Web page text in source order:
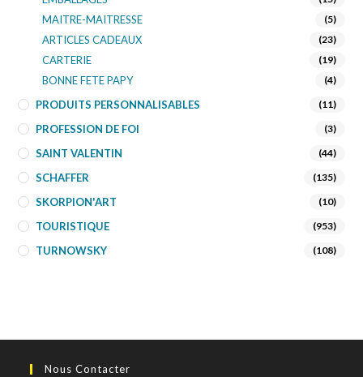
MAITRE-MAITRESSE (5)
ARTICLES CADEAUX (23)
CARTERIE (19)
BONNE FETE PAPY (4)
PRODUITS PERSONNALISABLES (11)
PROFESSION DE FOI (3)
SAINT VALENTIN (44)
SCHAFFER (135)
SKORPION'ART (10)
TOURISTIQUE (953)
TURNOWSKY (108)
Nous Contacter